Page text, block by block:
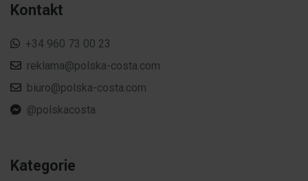
Kontakt
+34 960 73 00 23
reklama@polska-costa.com
biuro@polska-costa.com
@polskacosta
Kategorie